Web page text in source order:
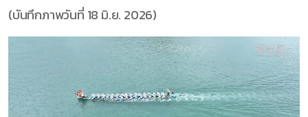
(บันทึกภาพวันที่ 18 มิ.ย. 2026)